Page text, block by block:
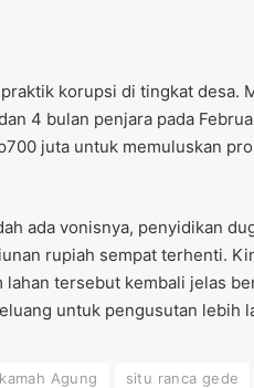
korupsi di tingkat desa.
4 bulan penjara pada
juta untuk memuluskan
ada vonisnya, penyidikan
rupiah sempat terhenti.
tersebut kembali jelas
untuk pengusutan lebih
Agung situ ranca gede